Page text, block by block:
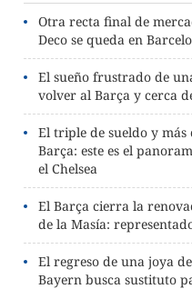
Otra recta final de
Deco se queda en
El sueño frustrado de
volver al Barça y cerca
El triple de sueldo y más
Barça: este es el
el Chelsea
El Barça cierra la
de la Masía:
El regreso de una joya
Bayern busca sustituto